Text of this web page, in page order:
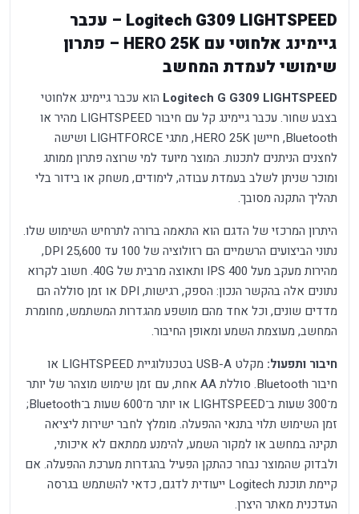
Logitech G309 LIGHTSPEED – עכבר
גיימינג אלחוטי עם HERO 25K – פתרון
שימושי לעמדת המחשב
Logitech G G309 LIGHTSPEED הוא עכבר גיימינג אלחוטי
בצבע שחור. עכבר גיימינג קל עם חיבור LIGHTSPEED מהיר או
Bluetooth, חיישן HERO 25K, מתגי LIGHTFORCE ושישה
לחצנים הניתנים לתכנות. המוצר מיועד למי שרוצה פתרון ממותג
ומוכר שניתן לשלב בעמדת עבודה, לימודים, משחק או בידור בלי
תהליך התקנה מסובך.
היתרון המרכזי של הדגם הוא התאמה ברורה לתרחיש השימוש שלו.
נתוני הביצועים הרשמיים הם רזולוציה של 100 עד 25,600 DPI,
מהירות מעקב מעל 400 IPS ותאוצה מרבית של 40G. חשוב לקרוא
נתונים אלה בהקשר הנכון: הספק, רגישות, DPI או זמן סוללה הם
מדדים שונים, וכל אחד מהם מושפע מהגדרות המשתמש, מחומרת
המחשב, מעוצמת השמע ומאופן החיבור.
חיבור ותפעול:
מקלט USB-A בטכנולוגיית LIGHTSPEED או
חיבור Bluetooth. סוללת AA אחת, עם זמן שימוש מוצהר של יותר
מ־300 שעות ב־LIGHTSPEED או יותר מ־600 שעות ב־Bluetooth;
זמן השימוש תלוי בתנאי ההפעלה. מומלץ לחבר ישירות ליציאה
תקינה במחשב או למקור השמע, להימנע ממתאם לא איכותי,
ולבדוק שהמוצר נבחר כהתקן הפעיל בהגדרות מערכת ההפעלה. אם
קיימת תוכנת Logitech ייעודית לדגם, כדאי להשתמש בגרסה
העדכנית מאתר היצרן.